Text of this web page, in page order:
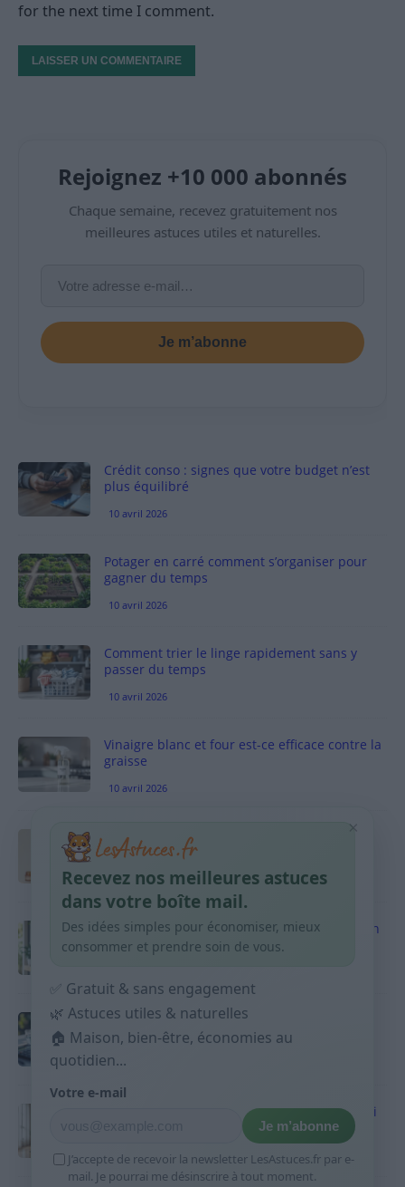
for the next time I comment.
Rejoignez +10 000 abonnés
Chaque semaine, recevez gratuitement nos
meilleures astuces utiles et naturelles.
Je m’abonne
Crédit conso : signes que votre budget n’est
plus équilibré
10 avril 2026
Potager en carré comment s’organiser pour
gagner du temps
10 avril 2026
Comment trier le linge rapidement sans y
passer du temps
10 avril 2026
Vinaigre blanc et four est-ce efficace contre la
graisse
10 avril 2026
Taches pigmentaires : routine simple +
habitudes qui aident
9 avril 2026
Produits ménagers : comment économiser en
courses sans acheter 10 sprays
Budget mensuel : méthode rapide pour
répartir son salaire dès le jour de paie
9 avril 2026
Sport 10 minutes par jour est-ce utile et quoi
9 avril 2026
×
Recevez nos meilleures astuces
dans votre boîte mail.
Des idées simples pour économiser, mieux
consommer et prendre soin de vous.
✅ Gratuit & sans engagement
🌿 Astuces utiles & naturelles
🏠 Maison, bien-être, économies au
quotidien...
Votre e-mail
Je m’abonne
J’accepte de recevoir la newsletter LesAstuces.fr par e-
mail. Je pourrai me désinscrire à tout moment.